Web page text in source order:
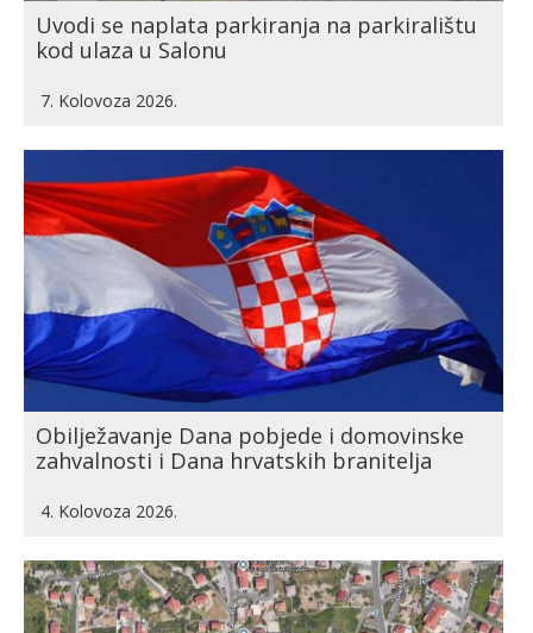
Uvodi se naplata parkiranja na parkiralištu
kod ulaza u Salonu
7. Kolovoza 2026.
Obilježavanje Dana pobjede i domovinske
zahvalnosti i Dana hrvatskih branitelja
4. Kolovoza 2026.